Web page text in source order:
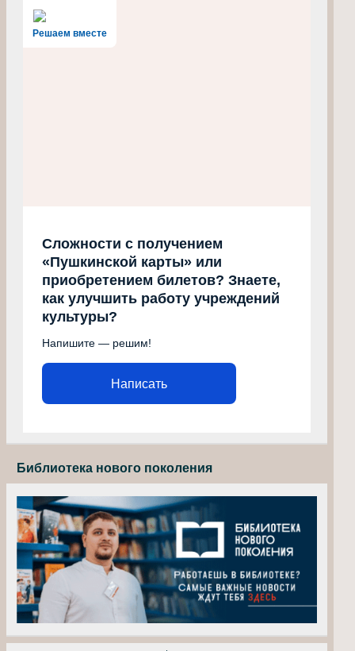
Решаем вместе
Сложности с получением
«Пушкинской карты» или
приобретением билетов? Знаете,
как улучшить работу учреждений
культуры?
Напишите — решим!
Написать
Библиотека нового поколения